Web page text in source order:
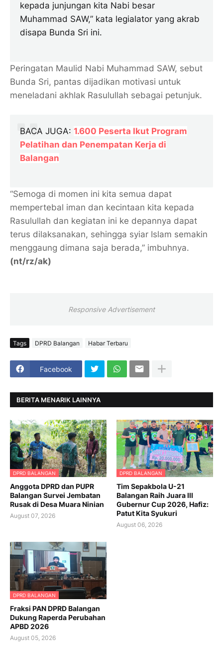
kepada junjungan kita Nabi besar
Muhammad SAW,” kata legialator yang akrab
disapa Bunda Sri ini.
Peringatan Maulid Nabi Muhammad SAW, sebut
Bunda Sri, pantas dijadikan motivasi untuk
meneladani akhlak Rasulullah sebagai petunjuk.
BACA JUGA: 1.600 Peserta Ikut Program
Pelatihan dan Penempatan Kerja di
Balangan
“Semoga di momen ini kita semua dapat
mempertebal iman dan kecintaan kita kepada
Rasulullah dan kegiatan ini ke depannya dapat
terus dilaksanakan, sehingga syiar Islam semakin
menggaung dimana saja berada,” imbuhnya.
(nt/rz/ak)
Responsive Advertisement
Tags DPRD Balangan Habar Terbaru
Facebook
BERITA MENARIK LAINNYA
DPRD BALANGAN
Anggota DPRD dan PUPR
Balangan Survei Jembatan
Rusak di Desa Muara Ninian
August 07, 2026
DPRD BALANGAN
Tim Sepakbola U-21
Balangan Raih Juara III
Gubernur Cup 2026, Hafiz:
Patut Kita Syukuri
August 06, 2026
DPRD BALANGAN
Fraksi PAN DPRD Balangan
Dukung Raperda Perubahan
APBD 2026
August 05, 2026